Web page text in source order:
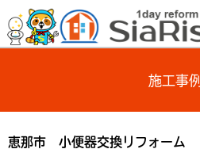
施工事例
恵那市 小便器交換リフォーム